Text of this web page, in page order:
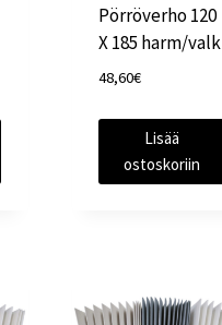
Pörröverho 120
X 185 harm/valk
48,60€
Lisää
ostoskoriin